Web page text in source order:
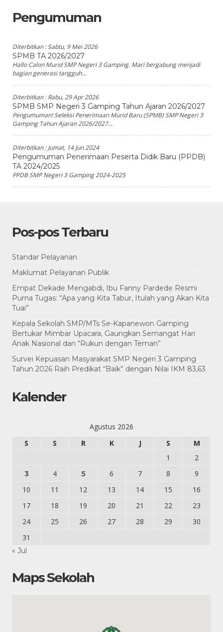
Pengumuman
Diterbitkan :Sabtu, 9 Mei 2026
SPMB TA 2026/2027
Hallo Calon Murid SMP Negeri 3 Gamping. Mari bergabung menjadi
bagian generasi tangguh...
Diterbitkan :Rabu, 29 Apr 2026
SPMB SMP Negeri 3 Gamping Tahun Ajaran 2026/2027
Pengumuman! Seleksi Penerimaan Murid Baru (SPMB) SMP Negeri 3
Gamping Tahun Ajaran 2026/2027...
Diterbitkan :Jumat, 14 Jun 2024
Pengumuman Penerimaan Peserta Didik Baru (PPDB)
TA 2024/2025
PPDB SMP Negeri 3 Gamping 2024-2025
Pos-pos Terbaru
Standar Pelayanan
Maklumat Pelayanan Publik
Empat Dekade Mengabdi, Ibu Fanny Pardede Resmi
Purna Tugas: “Apa yang Kita Tabur, Itulah yang Akan Kita
Tuai”
Kepala Sekolah SMP/MTs Se-Kapanewon Gamping
Bertukar Mimbar Upacara, Gaungkan Semangat Hari
Anak Nasional dan “Rukun dengan Teman”
Survei Kepuasan Masyarakat SMP Negeri 3 Gamping
Tahun 2026 Raih Predikat “Baik” dengan Nilai IKM 83,63
Kalender
Agustus 2026
S
S R K J S
M
1
2
3 4 5 6 7 8
9
10
11 12 13 14 15
16
17
18 19 20 21 22
23
24
25 26 27 28 29
30
31
« Jul
Maps Sekolah